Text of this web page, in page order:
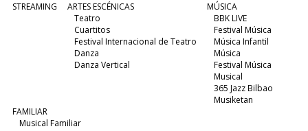
STREAMING
ARTES ESCÉNICAS
Teatro
Cuartitos
Festival Internacional de Teatro
Danza
Danza Vertical
MÚSICA
BBK LIVE
Festival Música
Música Infantil
Música
Festival Música
Musical
365 Jazz Bilbao
Musiketan
FAMILIAR
Musical Familiar